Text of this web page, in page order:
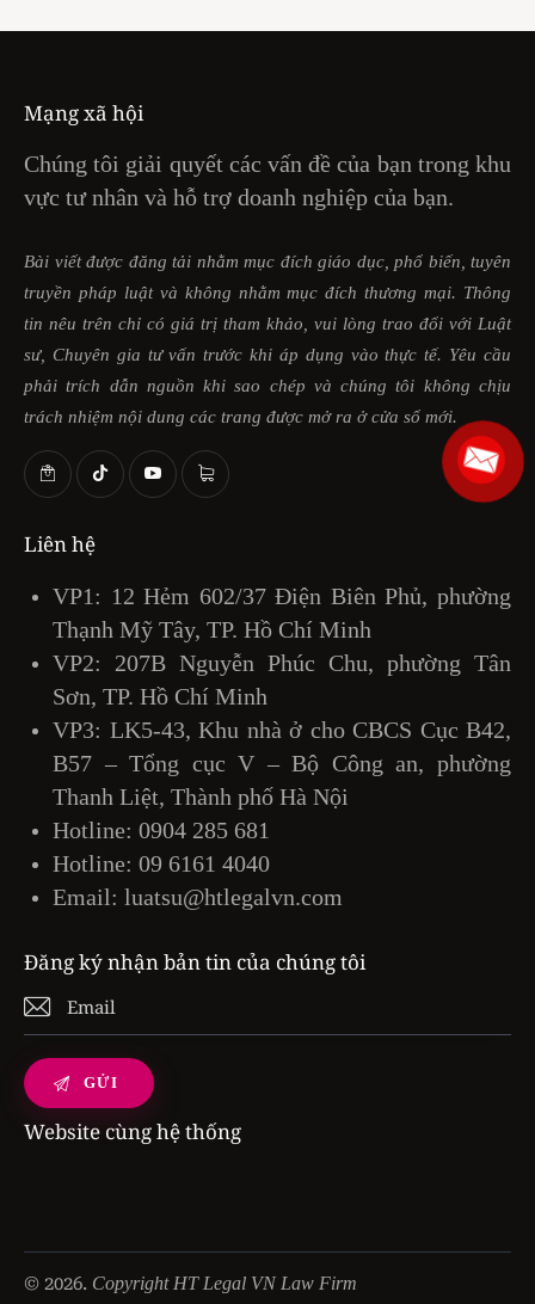
Mạng xã hội
Chúng tôi giải quyết các vấn đề của bạn trong khu
vực tư nhân và hỗ trợ doanh nghiệp của bạn.
Bài viết được đăng tải nhằm mục đích giáo dục, phổ biến, tuyên
truyền pháp luật và không nhằm mục đích thương mại. Thông
tin nêu trên chỉ có giá trị tham khảo, vui lòng trao đổi với Luật
sư, Chuyên gia tư vấn trước khi áp dụng vào thực tế. Yêu cầu
phải trích dẫn nguồn khi sao chép và chúng tôi không chịu
trách nhiệm nội dung các trang được mở ra ở cửa sổ mới.
Liên hệ
VP1: 12 Hẻm 602/37 Điện Biên Phủ, phường
Thạnh Mỹ Tây, TP. Hồ Chí Minh
VP2: 207B Nguyễn Phúc Chu, phường Tân
Sơn, TP. Hồ Chí Minh
VP3: LK5-43, Khu nhà ở cho CBCS Cục B42,
B57 – Tổng cục V – Bộ Công an, phường
Thanh Liệt, Thành phố Hà Nội
Hotline: 0904 285 681
Hotline: 09 6161 4040
Email: luatsu@htlegalvn.com
Đăng ký nhận bản tin của chúng tôi
Website cùng hệ thống
© 2026. Copyright HT Legal VN Law Firm